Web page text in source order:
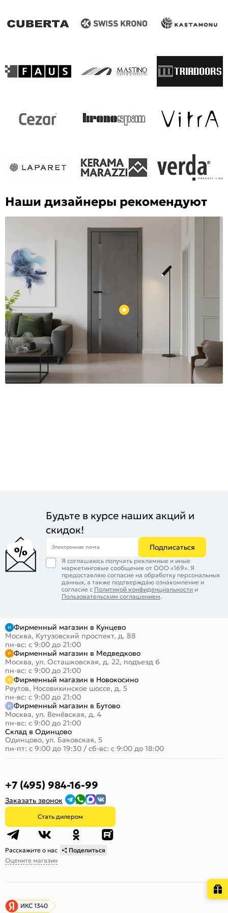
Наши дизайнеры рекомендуют
Будьте в курсе наших акций и
скидок!
Электронная почта Подписаться
Я соглашаюсь получать рекламные и иные
маркетинговые сообщения от ООО «169». Я
предоставляю согласие на обработку персональных
данных, а также подтверждаю ознакомление и
согласие с Политикой конфиденциальности и
Пользовательским соглашением.
Фирменный магазин в Кунцево
Москва, Кутузовский проспект, д. 88
пн-вс: с 9:00 до 21:00
Фирменный магазин в Медведково
Москва, ул. Осташковская, д. 22, подъезд 6
пн-вс: с 9:00 до 21:00
Фирменный магазин в Новокосино
Реутов, Носовихинское шоссе, д. 5
пн-вс: с 9:00 до 21:00
Фирменный магазин в Бутово
Москва, ул. Венёвская, д. 4
пн-вс: с 9:00 до 21:00
Склад в Одинцово
Одинцово, ул. Баковская, 5
пн-пт: с 9:00 до 19:30 / сб-вс: с 9:00 до 18:00
+7 (495) 984-16-99
Заказать звонок
Стать дилером
Расскажите о нас
Поделиться
Оцените магазин
ИКС 1340